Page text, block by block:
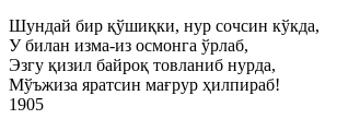
Шундай бир қўшиқки, нур сочсин кўкда,
У билан изма-из осмонга ўрлаб,
Эзгу қизил байроқ товланиб нурда,
Мўъжиза яратсин мағрур ҳилпираб!
1905